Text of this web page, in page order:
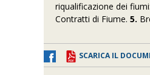
riqualificazione dei
Contratti di Fiume.5.
SCARICA IL